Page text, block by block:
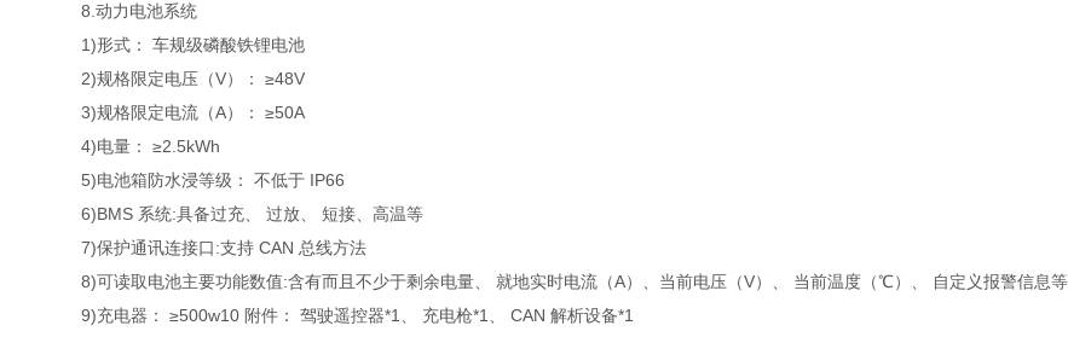
8.动力电池系统
1)形式： 车规级磷酸铁锂电池
2)规格限定电压（V）： ≥48V
3)规格限定电流（A）： ≥50A
4)电量： ≥2.5kWh
5)电池箱防水浸等级： 不低于 IP66
6)BMS 系统:具备过充、 过放、 短接、高温等
7)保护通讯连接口:支持 CAN 总线方法
8)可读取电池主要功能数值:含有而且不少于剩余电量、 就地实时电流（A）、当前电压（V）、 当前温度（℃）、 自定义报警信息等
9)充电器： ≥500w10 附件： 驾驶遥控器*1、 充电枪*1、 CAN 解析设备*1